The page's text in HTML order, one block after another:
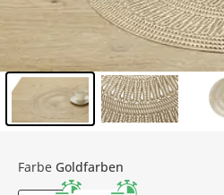
Farbe Goldfarben